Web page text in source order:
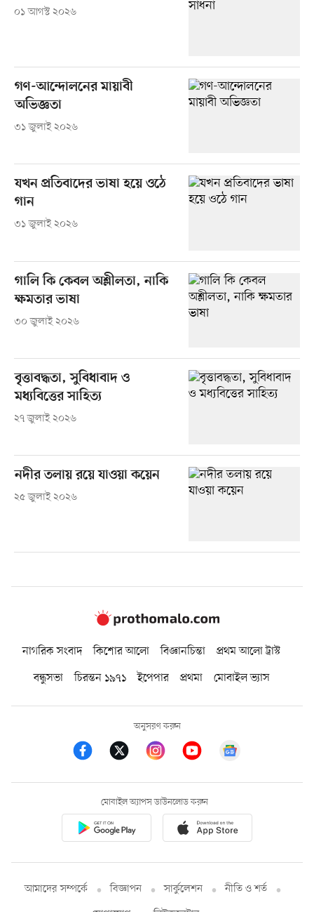
০১ আগস্ট ২০২৬
গণ-আন্দোলনের মায়াবী
অভিজ্ঞতা
৩১ জুলাই ২০২৬
যখন প্রতিবাদের ভাষা হয়ে ওঠে
গান
৩১ জুলাই ২০২৬
গালি কি কেবল অশ্লীলতা, নাকি
ক্ষমতার ভাষা
৩০ জুলাই ২০২৬
বৃত্তাবদ্ধতা, সুবিধাবাদ ও
মধ্যবিত্তের সাহিত্য
২৭ জুলাই ২০২৬
নদীর তলায় রয়ে যাওয়া কয়েন
২৫ জুলাই ২০২৬
নাগরিক সংবাদ কিশোর আলো বিজ্ঞানচিন্তা
প্রথম আলো ট্রাস্ট
বন্ধুসভা
চিরন্তন ১৯৭১ ইপেপার প্রথমা মোবাইল ভ্যাস
অনুসরণ করুন
মোবাইল অ্যাপস ডাউনলোড করুন
আমাদের সম্পর্কে বিজ্ঞাপন সার্কুলেশন
নীতি ও শর্ত